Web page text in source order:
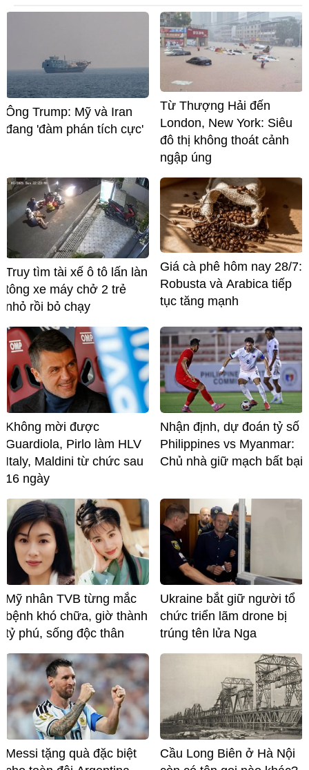
Ông Trump: Mỹ và Iran
đang 'đàm phán tích cực'
Từ Thượng Hải đến
London, New York: Siêu
đô thị không thoát cảnh
ngập úng
Truy tìm tài xế ô tô lấn làn
tông xe máy chở 2 trẻ
nhỏ rồi bỏ chạy
Giá cà phê hôm nay 28/7:
Robusta và Arabica tiếp
tục tăng mạnh
Không mời được
Guardiola, Pirlo làm HLV
Italy, Maldini từ chức sau
16 ngày
Nhận định, dự đoán tỷ số
Philippines vs Myanmar:
Chủ nhà giữ mạch bất bại
Mỹ nhân TVB từng mắc
bệnh khó chữa, giờ thành
tỷ phú, sống độc thân
Ukraine bắt giữ người tổ
chức triển lãm drone bị
trúng tên lửa Nga
Messi tặng quà đặc biệt
Cầu Long Biên ở Hà Nội